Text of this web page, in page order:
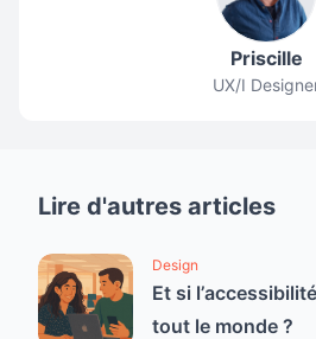
Priscille
UX/I
Lire d'autres articles
Design
Et si
tout le monde ?